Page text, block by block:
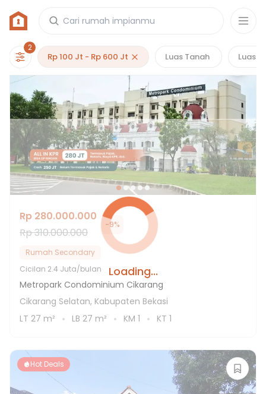
2
Rp 100 Jt - Rp 600 Jt Luas Tanah Luas
Loading...
Rumah di Bekasi
2253properti
Hot Deals
Rp 280.000.000
Rp 310.000.000
-9%
Rumah Secondary
Cicilan 2.4 Juta/bulan
Metropark Condominium Cikarang
Cikarang Selatan, Kabupaten Bekasi
LT 27 m² LB 27 m² KM 1 KT 1
Hot Deals